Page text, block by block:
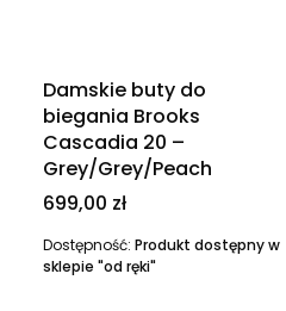
Damskie buty do
biegania Brooks
Cascadia 20 –
Grey/Grey/Peach
Cena
699,00 zł
Dostępność: Produkt dostępny w
sklepie "od ręki"